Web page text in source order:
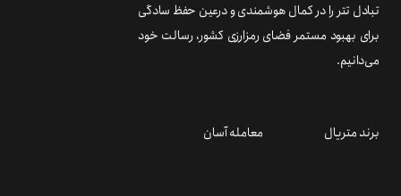
تبادل تتر را در کمال هوشمندی و درعین حفظ سادگی
برای بهبود مستمر فضای رمزارزی کشور، رسالت خود
می‌دانیم.
برند متریال معامله آسان